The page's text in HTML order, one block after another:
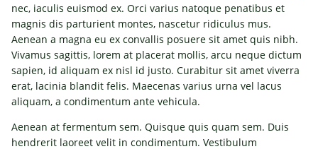
nec, iaculis euismod ex. Orci varius natoque penatibus et
magnis dis parturient montes, nascetur ridiculus mus.
Aenean a magna eu ex convallis posuere sit amet quis nibh.
Vivamus sagittis, lorem at placerat mollis, arcu neque dictum
sapien, id aliquam ex nisl id justo. Curabitur sit amet viverra
erat, lacinia blandit felis. Maecenas varius urna vel lacus
aliquam, a condimentum ante vehicula.
Aenean at fermentum sem. Quisque quis quam sem. Duis
hendrerit laoreet velit in condimentum. Vestibulum